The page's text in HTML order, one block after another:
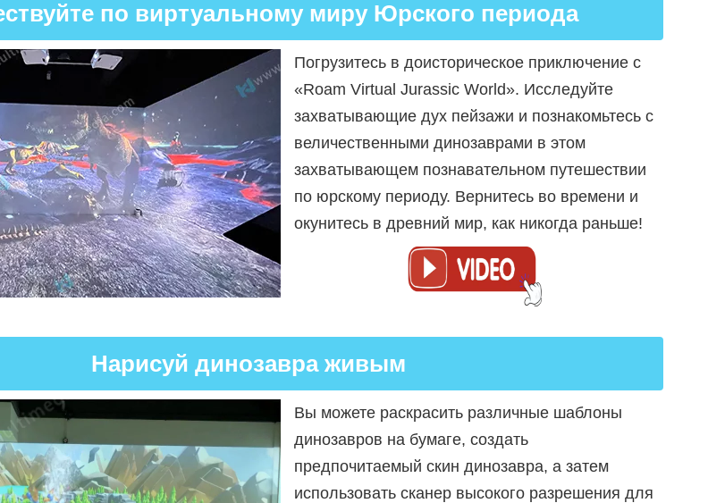
по виртуальному миру Юрского периода
Погрузитесь в доисторическое приключение с
«Roam Virtual Jurassic World». Исследуйте
захватывающие дух пейзажи и познакомьтесь с
величественными динозаврами в этом
захватывающем познавательном путешествии
по юрскому периоду. Вернитесь во времени и
окунитесь в древний мир, как никогда раньше!
Нарисуй динозавра живым
Вы можете раскрасить различные шаблоны
динозавров на бумаге, создать
предпочитаемый скин динозавра, а затем
использовать сканер высокого разрешения для